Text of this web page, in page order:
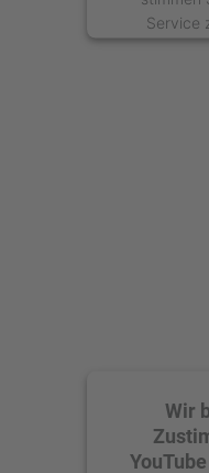
Service
Wir